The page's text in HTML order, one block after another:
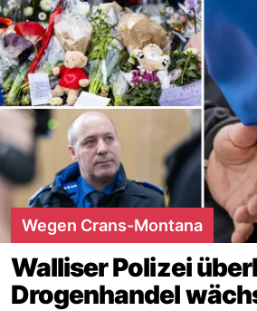
Wegen Crans-Montana
Walliser Polizei
Drogenhandel